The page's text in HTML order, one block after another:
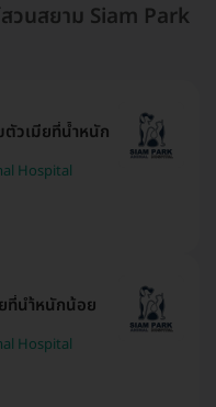
วนสยาม Siam Park
วเมียที่น้ำหนัก
Hospital
ที่นำ้หนักน้อย
Hospital